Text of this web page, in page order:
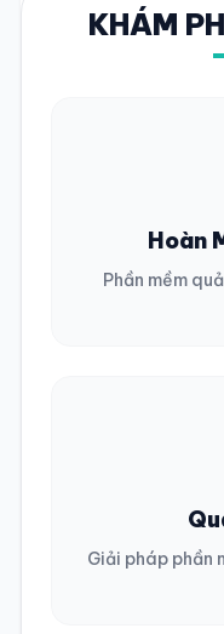
KHÁM
Hoàn
Phần mềm
Giải pháp phần